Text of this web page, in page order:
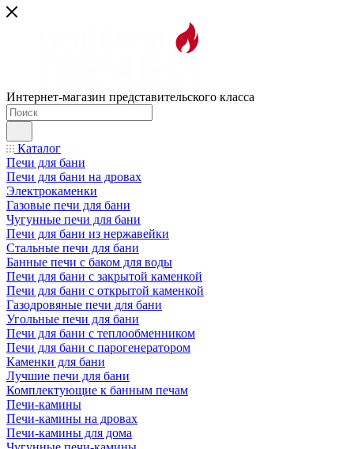
Интернет-магазин представительского класса
Каталог
Печи для бани
Печи для бани на дровах
Электрокаменки
Газовые печи для бани
Чугунные печи для бани
Печи для бани из нержавейки
Стальные печи для бани
Банные печи с баком для воды
Печи для бани с закрытой каменкой
Печи для бани с открытой каменкой
Газодровяные печи для бани
Угольные печи для бани
Печи для бани с теплообменником
Печи для бани с парогенератором
Каменки для бани
Лучшие печи для бани
Комплектующие к банным печам
Печи-камины
Печи-камины на дровах
Печи-камины для дома